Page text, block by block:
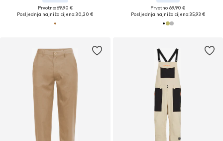
Prvotno: 69,90 €
Posljednja najniža cijena:30,20 €
Prvotno: 69,90 €
Posljednja najniža cijena:35,93 €